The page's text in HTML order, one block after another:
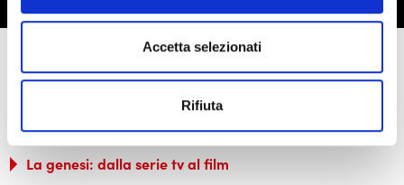
Accetta selezionati
Rifiuta
Per conoscere il film
La genesi: dalla serie tv al film